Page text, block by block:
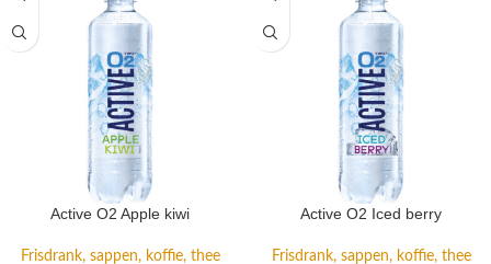
Active O2 Apple kiwi
Frisdrank, sappen, koffie, thee
Active O2 Iced berry
Frisdrank, sappen, koffie, thee